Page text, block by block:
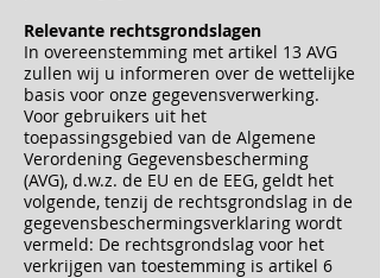
Relevante rechtsgrondslagen
In overeenstemming met artikel 13 AVG
zullen wij u informeren over de wettelijke
basis voor onze gegevensverwerking.
Voor gebruikers uit het
toepassingsgebied van de Algemene
Verordening Gegevensbescherming
(AVG), d.w.z. de EU en de EEG, geldt het
volgende, tenzij de rechtsgrondslag in de
gegevensbeschermingsverklaring wordt
vermeld: De rechtsgrondslag voor het
verkrijgen van toestemming is artikel 6